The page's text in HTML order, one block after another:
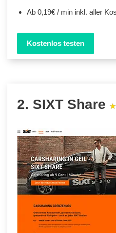
Ab 0,19€ / min inkl. aller
Kostenlos testen
2. SIXT Share